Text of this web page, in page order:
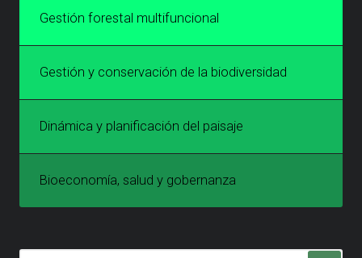
Gestión forestal multifuncional
Gestión y conservación de la biodiversidad
Dinámica y planificación del paisaje
Bioeconomía, salud y gobernanza